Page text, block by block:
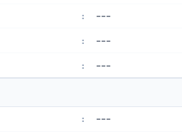
: ---
: ---
: ---
: ---